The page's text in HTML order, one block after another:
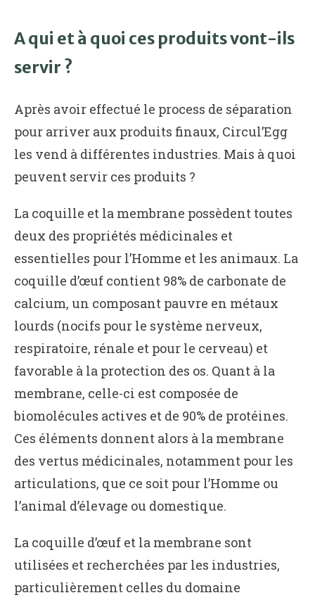
A qui et à quoi ces produits vont-ils
servir ?
Après avoir effectué le process de séparation
pour arriver aux produits finaux, Circul’Egg
les vend à différentes industries. Mais à quoi
peuvent servir ces produits ?
La coquille et la membrane possèdent toutes
deux des propriétés médicinales et
essentielles pour l’Homme et les animaux. La
coquille d’œuf contient 98% de carbonate de
calcium, un composant pauvre en métaux
lourds (nocifs pour le système nerveux,
respiratoire, rénale et pour le cerveau) et
favorable à la protection des os. Quant à la
membrane, celle-ci est composée de
biomolécules actives et de 90% de protéines.
Ces éléments donnent alors à la membrane
des vertus médicinales, notamment pour les
articulations, que ce soit pour l’Homme ou
l’animal d’élevage ou domestique.
La coquille d’œuf et la membrane sont
utilisées et recherchées par les industries,
particulièrement celles du domaine